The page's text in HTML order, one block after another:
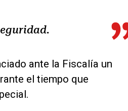
ante la Fiscalía un
el tiempo que